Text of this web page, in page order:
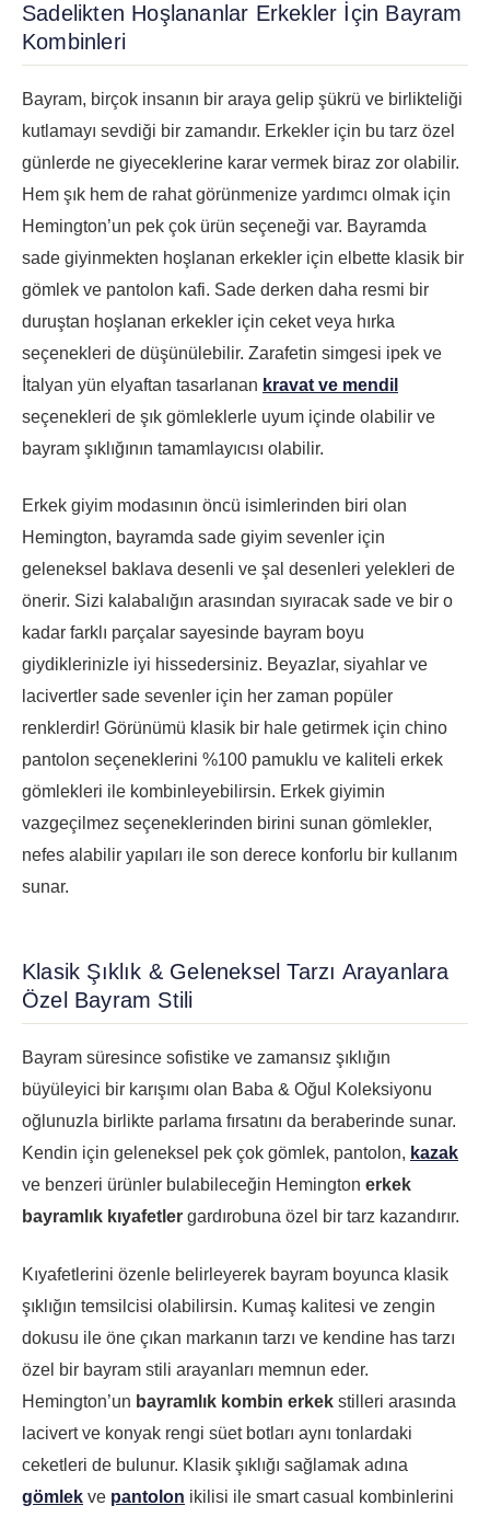
Sadelikten Hoşlananlar Erkekler İçin Bayram
Kombinleri
Bayram, birçok insanın bir araya gelip şükrü ve birlikteliği
kutlamayı sevdiği bir zamandır. Erkekler için bu tarz özel
günlerde ne giyeceklerine karar vermek biraz zor olabilir.
Hem şık hem de rahat görünmenize yardımcı olmak için
Hemington’un pek çok ürün seçeneği var. Bayramda
sade giyinmekten hoşlanan erkekler için elbette klasik bir
gömlek ve pantolon kafi. Sade derken daha resmi bir
duruştan hoşlanan erkekler için ceket veya hırka
seçenekleri de düşünülebilir. Zarafetin simgesi ipek ve
İtalyan yün elyaftan tasarlanan kravat ve mendil
seçenekleri de şık gömleklerle uyum içinde olabilir ve
bayram şıklığının tamamlayıcısı olabilir.
Erkek giyim modasının öncü isimlerinden biri olan
Hemington, bayramda sade giyim sevenler için
geleneksel baklava desenli ve şal desenleri yelekleri de
önerir. Sizi kalabalığın arasından sıyıracak sade ve bir o
kadar farklı parçalar sayesinde bayram boyu
giydiklerinizle iyi hissedersiniz. Beyazlar, siyahlar ve
lacivertler sade sevenler için her zaman popüler
renklerdir! Görünümü klasik bir hale getirmek için chino
pantolon seçeneklerini %100 pamuklu ve kaliteli erkek
gömlekleri ile kombinleyebilirsin. Erkek giyimin
vazgeçilmez seçeneklerinden birini sunan gömlekler,
nefes alabilir yapıları ile son derece konforlu bir kullanım
sunar.
Klasik Şıklık & Geleneksel Tarzı Arayanlara
Özel Bayram Stili
Bayram süresince sofistike ve zamansız şıklığın
büyüleyici bir karışımı olan Baba & Oğul Koleksiyonu
oğlunuzla birlikte parlama fırsatını da beraberinde sunar.
Kendin için geleneksel pek çok gömlek, pantolon, kazak
ve benzeri ürünler bulabileceğin Hemington erkek
bayramlık kıyafetler gardırobuna özel bir tarz kazandırır.
Kıyafetlerini özenle belirleyerek bayram boyunca klasik
şıklığın temsilcisi olabilirsin. Kumaş kalitesi ve zengin
dokusu ile öne çıkan markanın tarzı ve kendine has tarzı
özel bir bayram stili arayanları memnun eder.
Hemington’un bayramlık kombin erkek stilleri arasında
lacivert ve konyak rengi süet botları aynı tonlardaki
ceketleri de bulunur. Klasik şıklığı sağlamak adına
gömlek ve pantolon ikilisi ile smart casual kombinlerini